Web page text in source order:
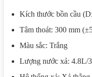
Kích thước bồn cầu
Tâm thoát: 300 mm
Màu sắc: Trắng
Lượng nước xả: 4.8L/